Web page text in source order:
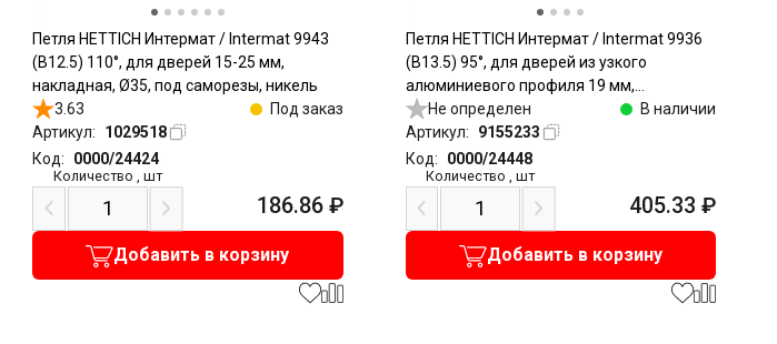
Петля HETTICH Интермат / Intermat 9943
(B12.5) 110°, для дверей 15-25 мм,
накладная, Ø35, под саморезы, никель
3.63
Под заказ
Артикул:
1029518
Код:
0000/24424
Количество шт
186.86 ₽
Добавить в корзину
Петля HETTICH Интермат / Intermat 9936
(B13.5) 95°, для дверей из узкого
алюминиевого профиля 19 мм,
накладная, под саморезы, никель
Не определен
В наличии
Артикул:
9155233
Код:
0000/24448
Количество ,шт
405.33 ₽
Добавить в корзину